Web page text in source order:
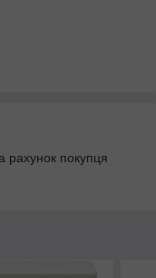
рахунок покупця